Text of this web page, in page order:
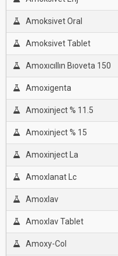
Amoksivet Oral
Amoksivet Tablet
Amoxıcıllın Bıoveta 150
Amoxigenta
Amoxinject % 11.5
Amoxinject % 15
Amoxinject La
Amoxlanat Lc
Amoxlav
Amoxlav Tablet
Amoxy-Col